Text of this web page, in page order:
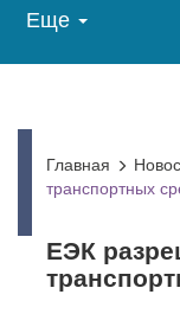
Еще
Главная
транспортных
ЕЭК